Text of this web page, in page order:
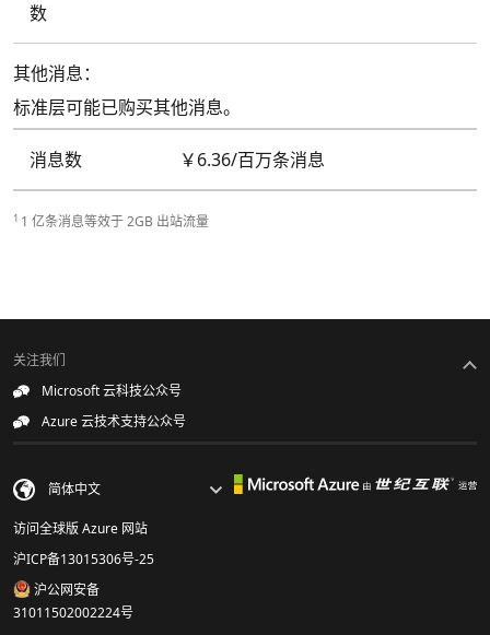
数
其他消息：
标准层可能已购买其他消息。
消息数 ￥6.36/百万条消息
1 1 亿条消息等效于 2GB 出站流量
关注我们
Microsoft 云科技公众号
Azure 云技术支持公众号
访问全球版 Azure 网站
沪ICP备13015306号-25
沪公网安备
31011502002224号